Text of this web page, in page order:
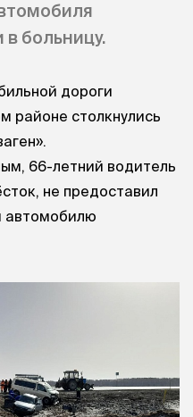
больницу.
дороги
столкнулись
66-летний водитель
не предоставил
автомобилю